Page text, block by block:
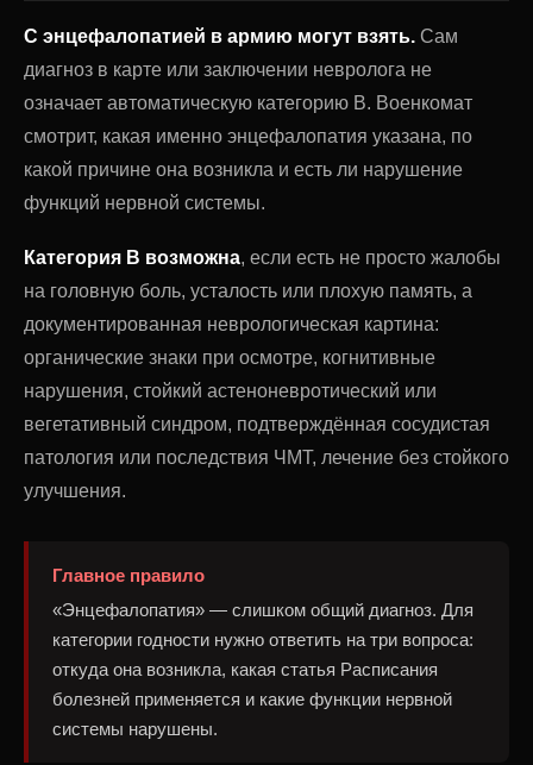
С энцефалопатией в армию могут взять. Сам
диагноз в карте или заключении невролога не
означает автоматическую категорию В. Военкомат
смотрит, какая именно энцефалопатия указана, по
какой причине она возникла и есть ли нарушение
функций нервной системы.
Категория В возможна, если есть не просто жалобы
на головную боль, усталость или плохую память, а
документированная неврологическая картина:
органические знаки при осмотре, когнитивные
нарушения, стойкий астеноневротический или
вегетативный синдром, подтверждённая сосудистая
патология или последствия ЧМТ, лечение без стойкого
улучшения.
Главное правило
«Энцефалопатия» — слишком общий диагноз. Для
категории годности нужно ответить на три вопроса:
откуда она возникла, какая статья Расписания
болезней применяется и какие функции нервной
системы нарушены.